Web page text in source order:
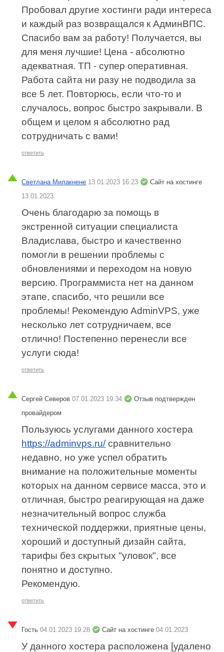
Пробовал другие хостинги ради интереса
и каждый раз возвращался к АдминВПС.
Спасибо вам за работу! Получается, вы
для меня лучшие! Цена - абсолютно
адекватная. ТП - супер оперативная.
Работа сайта ни разу не подводила за
все 5 лет. Повторюсь, если что-то и
случалось, вопрос быстро закрывали. В
общем и целом я абсолютно рад
сотрудничать с вами!
ответить
Светлана Милакнене 13.01.2023 16:23
Сайт на хостинге
13.01.2023
Очень благодарю за помощь в
экстренной ситуации специалиста
Владислава, быстро и качественно
помогли в решении проблемы с
обновлениями и переходом на новую
версию. Программиста нет на данном
этапе, спасибо, что решили все
проблемы! Рекомендую AdminVPS, уже
несколько лет сотрудничаем, все
отлично! Постепенно перенесли все
услуги сюда!
ответить
Сергей Северов 07.01.2023 19:34
Отзыв подтвержден
провайдером
Пользуюсь услугами данного хостера
https://adminvps.ru/сравнительно
недавно, но уже успел обратить
внимание на положительные моменты
которых на данном сервисе масса, это и
отличная, быстро реагирующая на даже
незначительный вопрос служба
технической поддержки, приятные цены,
хороший и доступный дизайн сайта,
тарифы без скрытых "уловок", все
понятно и доступно.
Рекомендую.
ответить
Гость 04.01.2023 19:28 Сайт на хостинге04.01.2023
У данного хостера расположена [удалено